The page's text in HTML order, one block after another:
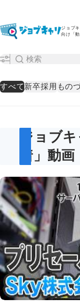
ジョブ
向け「
すべて新卒採用 もの
ジョブ
着」動画